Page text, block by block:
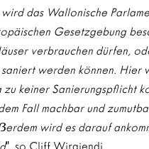
das Wallonische
Gesetzgebung
verbrauchen dürfen,
werden können. Hier
keiner Sanierungspflicht
Fall machbar und
erdem wird es darauf